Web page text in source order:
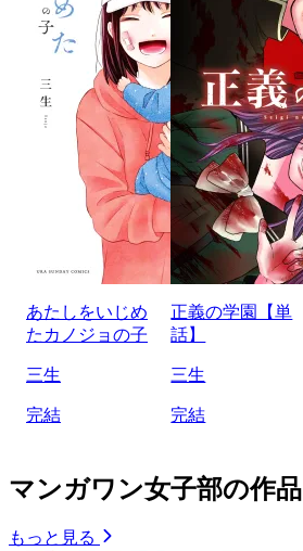
あたしをいじめ
たカノジョの子
三生
完結
正義の学園【単
話】
三生
完結
マンガワン女子部の作品
もっと見る